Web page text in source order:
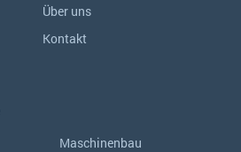
Über uns
Kontakt
Maschinenbau